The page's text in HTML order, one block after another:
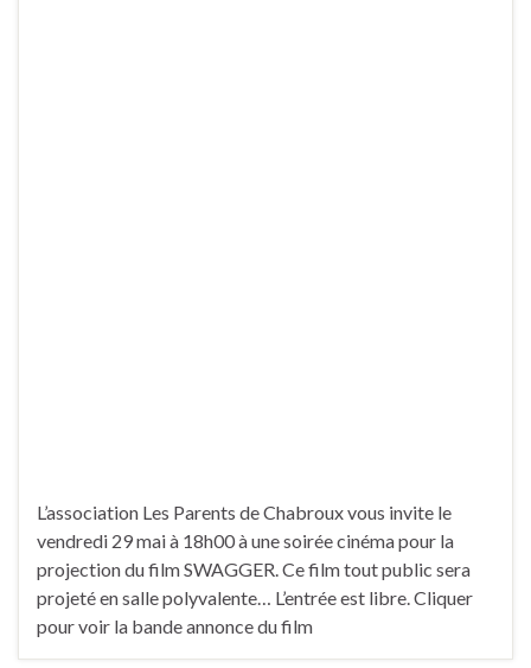
L’association Les Parents de Chabroux vous invite le
vendredi 29 mai à 18h00 à une soirée cinéma pour la
projection du film SWAGGER. Ce film tout public sera
projeté en salle polyvalente… L’entrée est libre. Cliquer
pour voir la bande annonce du film